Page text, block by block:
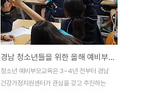
에 썼던 '의자에 관한 단상'. 검색해보니 딱
10년 전이구나.
http://www.idomin.com/?
http://www.idomin.com/?
mod=news&act=articleView&idxno=2..
경남 청소년들을 위한 올해 예비부모교육 시작
청소년 예비부모교육은 3~4년 전부터 경남
건강가정지원센터가 관심을 갖고 추진하는